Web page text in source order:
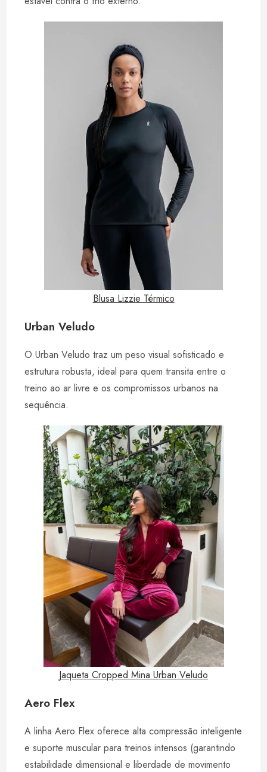
Blusa Lizzie Térmico
Urban Veludo
O Urban Veludo traz um peso visual sofisticado e
estrutura robusta, ideal para quem transita entre o
treino ao ar livre e os compromissos urbanos na
sequência.
Jaqueta Cropped Mina Urban Veludo
Aero Flex
A linha Aero Flex oferece alta compressão inteligente
e suporte muscular para treinos intensos (garantindo
estabilidade dimensional e liberdade de movimento